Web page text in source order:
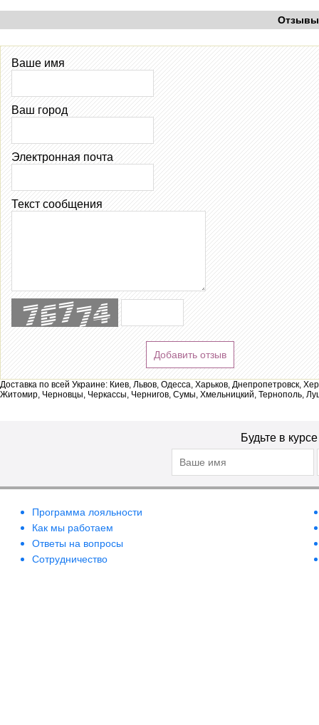
Отзывы
Ваше имя
Ваш город
Электронная почта
Текст сообщения
Добавить отзыв
Доставка по всей Украине: Киев, Львов, Одесса, Харьков, Днепропетровск,
Житомир, Черновцы, Черкассы, Чернигов, Сумы, Хмельницкий, Тернополь,
Будьте в
Программа лояльности
Как мы работаем
Ответы на вопросы
Сотрудничество